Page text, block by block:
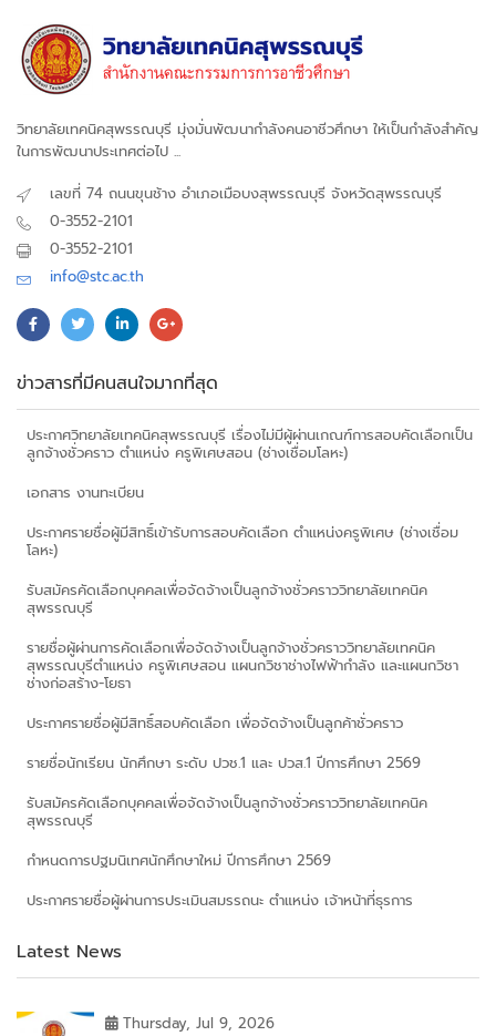
วิทยาลัยเทคนิคสุพรรณบุรี มุ่งมั่นพัฒนากำลังคนอาชีวศึกษา ให้เป็นกำลังสำคัญ
ในการพัฒนาประเทศต่อไป ...
เลขที่ 74 ถนนขุนช้าง อำเภอเมือบงสุพรรณบุรี จังหวัดสุพรรณบุรี
0-3552-2101
0-3552-2101
info@stc.ac.th
ข่าวสารที่มีคนสนใจมากที่สุด
ประกาศวิทยาลัยเทคนิคสุพรรณบุรี เรื่องไม่มีผู้ผ่านเกณฑ์การสอบคัดเลือกเป็น
ลูกจ้างชั่วคราว ตำแหน่ง ครูพิเศษสอน (ช่างเชื่อมโลหะ)
เอกสาร งานทะเบียน
ประกาศรายชื่อผู้มีสิทธิ์เข้ารับการสอบคัดเลือก ตำแหน่งครูพิเศษ (ช่างเชื่อม
โลหะ)
รับสมัครคัดเลือกบุคคลเพื่อจัดจ้างเป็นลูกจ้างชั่วคราววิทยาลัยเทคนิค
สุพรรณบุรี
รายชื่อผู้ผ่านการคัดเลือกเพื่อจัดจ้างเป็นลูกจ้างชั่วคราววิทยาลัยเทคนิค
สุพรรณบุรีตำแหน่ง ครูพิเศษสอน แผนกวิชาช่างไฟฟ้ากำลัง และแผนกวิชา
ช่างก่อสร้าง-โยธา
ประกาศรายชื่อผู้มีสิทธิ์สอบคัดเลือก เพื่อจัดจ้างเป็นลูกค้าชั่วคราว
รายชื่อนักเรียน นักศึกษา ระดับ ปวช.1 และ ปวส.1 ปีการศึกษา 2569
รับสมัครคัดเลือกบุคคลเพื่อจัดจ้างเป็นลูกจ้างชั่วคราววิทยาลัยเทคนิค
สุพรรณบุรี
กำหนดการปฐมนิเทศนักศึกษาใหม่ ปีการศึกษา 2569
ประกาศรายชื่อผู้ผ่านการประเมินสมรรถนะ ตำแหน่ง เจ้าหน้าที่ธุรการ
Latest News
Thursday, Jul 9, 2026